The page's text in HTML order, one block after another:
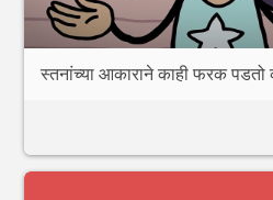
स्तनांच्या आकाराने काही फरक